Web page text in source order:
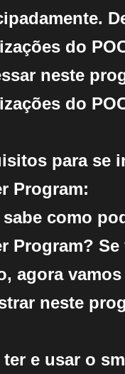
do
neste
do
para se
Program:
sabe como
Program?
agora
neste
ter e usar o